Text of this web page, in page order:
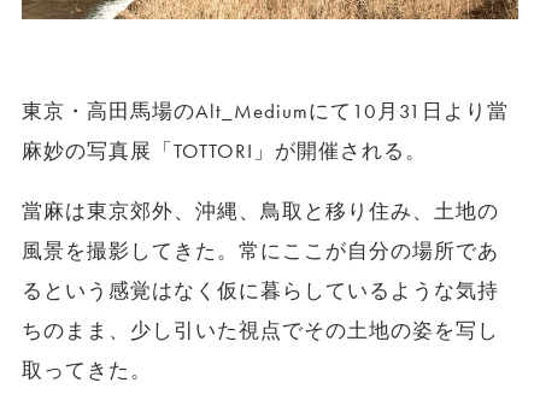
東京・高田馬場のAlt_Mediumにて10月31日より當
麻妙の写真展「TOTTORI」が開催される。
當麻は東京郊外、沖縄、鳥取と移り住み、土地の
風景を撮影してきた。常にここが自分の場所であ
るという感覚はなく仮に暮らしているような気持
ちのまま、少し引いた視点でその土地の姿を写し
取ってきた。